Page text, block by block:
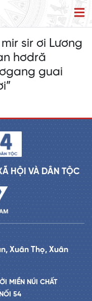
sir ơi Lương
hơdră
guai
HỘI VÀ DÂN TỘC
Xuân Thọ, Xuân
MIỀN NÚI CHẤT
54